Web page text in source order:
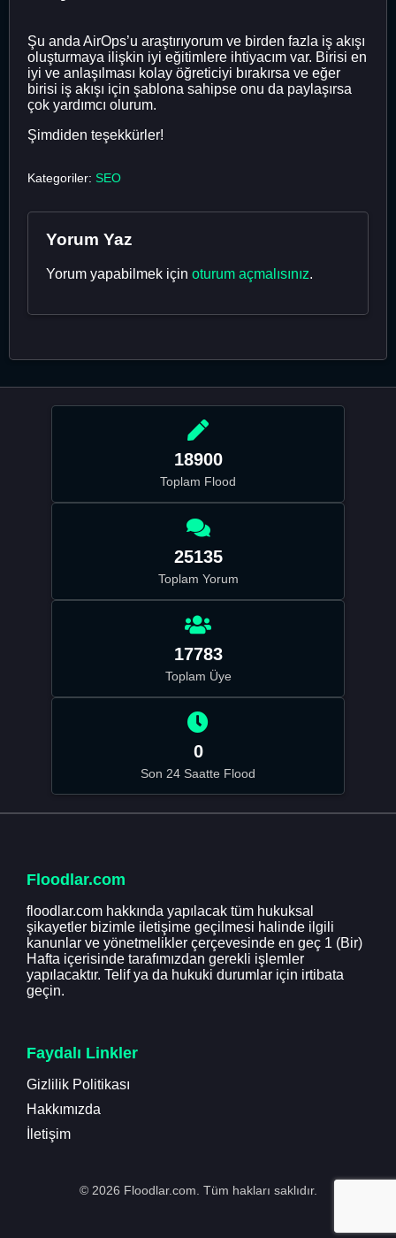
Şu anda AirOps’u araştırıyorum ve birden fazla iş akışı
oluşturmaya ilişkin iyi eğitimlere ihtiyacım var. Birisi en
iyi ve anlaşılması kolay öğreticiyi bırakırsa ve eğer
birisi iş akışı için şablona sahipse onu da paylaşırsa
çok yardımcı olurum.
Şimdiden teşekkürler!
Kategoriler: SEO
Yorum Yaz
Yorum yapabilmek için oturum açmalısınız.
18900
Toplam Flood
25135
Toplam Yorum
17783
Toplam Üye
0
Son 24 Saatte Flood
Floodlar.com
floodlar.com hakkında yapılacak tüm hukuksal
şikayetler bizimle iletişime geçilmesi halinde ilgili
kanunlar ve yönetmelikler çerçevesinde en geç 1 (Bir)
Hafta içerisinde tarafımızdan gerekli işlemler
yapılacaktır. Telif ya da hukuki durumlar için irtibata
geçin.
Faydalı Linkler
Gizlilik Politikası
Hakkımızda
İletişim
© 2026 Floodlar.com. Tüm hakları saklıdır.